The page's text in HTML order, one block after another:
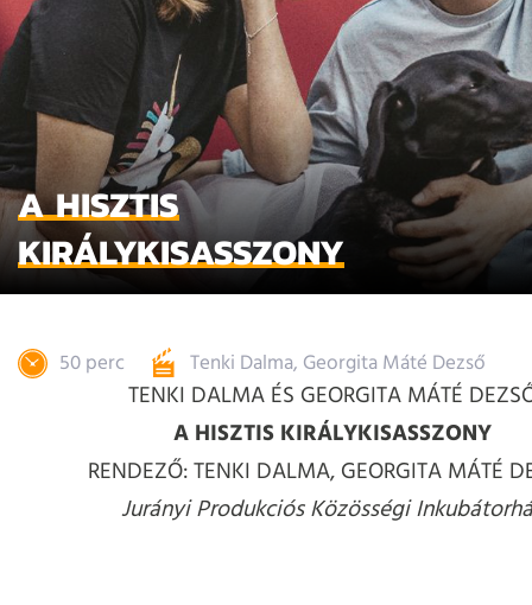
A HISZTIS
KIRÁLYKISASSZONY
50 perc Tenki Dalma, Georgita Máté Dezső
TENKI DALMA ÉS GEORGITA MÁTÉ
A HISZTIS KIRÁLYKISASSZONY
RENDEZŐ: TENKI DALMA, GEORGITA MÁTÉ
Jurányi Produkciós Közösségi